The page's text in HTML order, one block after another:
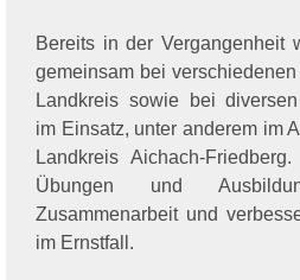
Bereits in der Vergangenheit
gemeinsam bei
Landkreis sowie bei
im Einsatz, unter anderem im
Landkreis Aichach-
Übungen und
Zusammenarbeit und
im Ernstfall.